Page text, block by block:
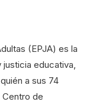
(EPJA) es la
educativa,
a sus 74
de